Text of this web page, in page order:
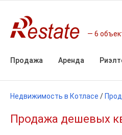
6
Продажа Аренда
Недвижимость в Котласе /
Продажа дешевых